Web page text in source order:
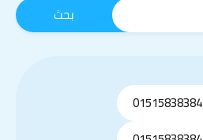
01515838384